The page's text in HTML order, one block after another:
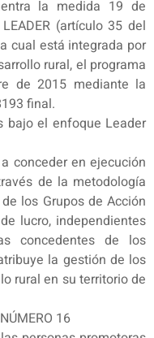
la medida 19 de
(artículo 35 del
cual está integrada por
rural, el programa
de 2015 mediante la
final.
bajo el enfoque Leader
conceder en ejecución
de la metodología
los Grupos de Acción
lucro, independientes
concedentes de los
la gestión de los
rural en su territorio de
16